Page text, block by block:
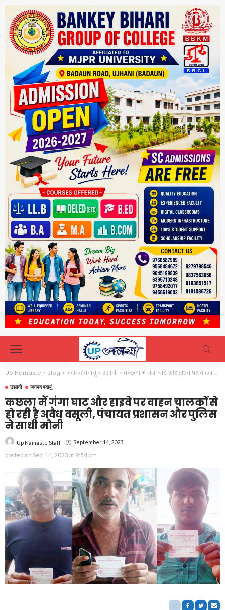
Up Namaste > Blog > जनपद बदायूं>उझानी > कछला में गंगा घाट और हाइवे पर वाहन चालकों से हो रही है अवैध वसूली, पंचायत प्रशासन और पुलिस ने साधी मौनी
उझानी जनपद बदायूं
कछला में गंगा घाट और हाइवे पर वाहन चालकों से
हो रही है अवैध वसूली, पंचायत प्रशासन और पुलिस
ने साधी मौनी
Up Namaste Staff September 14, 2023
posted on Sep. 14, 2023 at 9:54 pm